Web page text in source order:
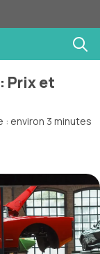
Prix et
: environ 3 minutes